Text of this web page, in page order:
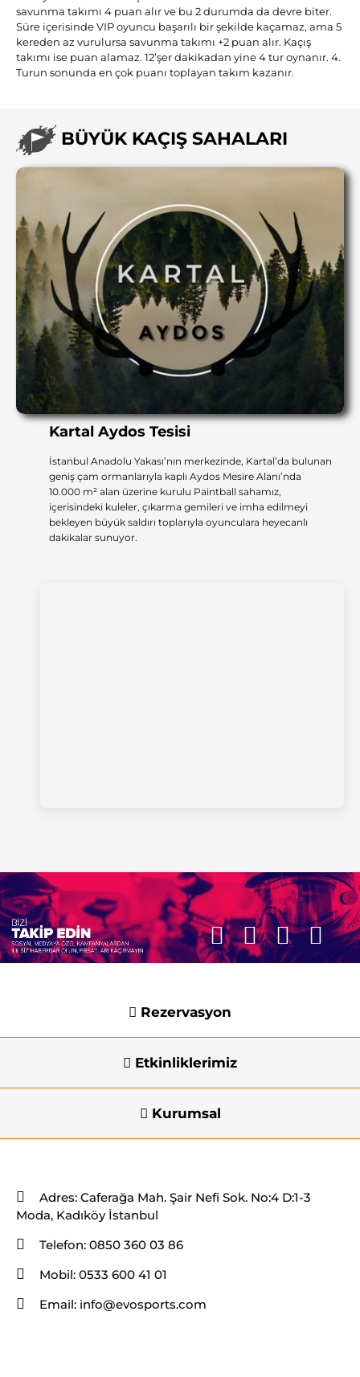
savunma takımı 4 puan alır ve bu 2 durumda da devre biter.
Süre içerisinde VIP oyuncu başarılı bir şekilde kaçamaz, ama 5
kereden az vurulursa savunma takımı +2 puan alır. Kaçış
takımı ise puan alamaz. 12’şer dakikadan yine 4 tur oynanır. 4.
Turun sonunda en çok puanı toplayan takım kazanır.
BÜYÜK KAÇIŞ SAHALARI
Kartal Aydos Tesisi
İstanbul Anadolu Yakası’nın merkezinde, Kartal’da bulunan
geniş çam ormanlarıyla kaplı Aydos Mesire Alanı’nda
10.000 m² alan üzerine kurulu Paintball sahamız,
içerisindeki kuleler, çıkarma gemileri ve imha edilmeyi
bekleyen büyük saldırı toplarıyla oyunculara heyecanlı
dakikalar sunuyor.
Rezervasyon
Etkinliklerimiz
Kurumsal
Adres: Caferağa Mah. Şair Nefi Sok. No:4 D:1-3
Moda, Kadıköy İstanbul
Telefon: 0850 360 03 86
Mobil: 0533 600 41 01
Email: info@evosports.com